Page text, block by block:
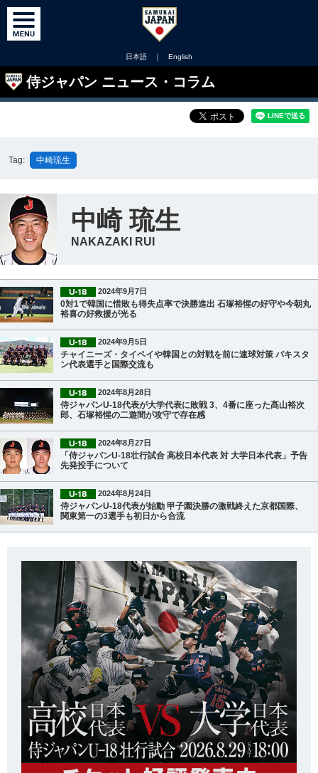
日本語 ｜ English
侍ジャパン ニュース・コラム
Tag: 中崎琉生
中崎 琉生
NAKAZAKI RUI
2024年9月7日
0対1で韓国に惜敗も得失点率で決勝進出 石塚裕惺の好守や今朝丸
裕喜の好救援が光る
2024年9月5日
チャイニーズ・タイペイや韓国との対戦を前に速球対策 パキスタ
ン代表選手と国際交流も
2024年8月28日
侍ジャパンU-18代表が大学代表に敗戦 3、4番に座った髙山裕次
郎、石塚裕惺の二遊間が攻守で存在感
2024年8月27日
「侍ジャパンU-18壮行試合 高校日本代表 対 大学日本代表」予告
先発投手について
2024年8月24日
侍ジャパンU-18代表が始動 甲子園決勝の激戦終えた京都国際、
関東第一の3選手も初日から合流